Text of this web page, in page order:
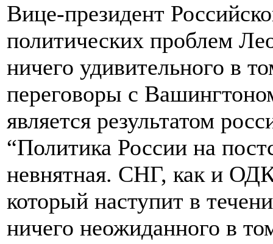
Вице-президент
политических проблем
ничего удивительного в
переговоры с
является результатом
“Политика России на
невнятная. СНГ, как и
который наступит в
ничего неожиданного в